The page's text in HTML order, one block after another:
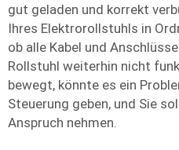
gut geladen und korrekt
Ihres Elektrorollstuhls in
ob alle Kabel und
Rollstuhl weiterhin nicht
bewegt, könnte es ein
Steuerung geben, und Sie
Anspruch nehmen.